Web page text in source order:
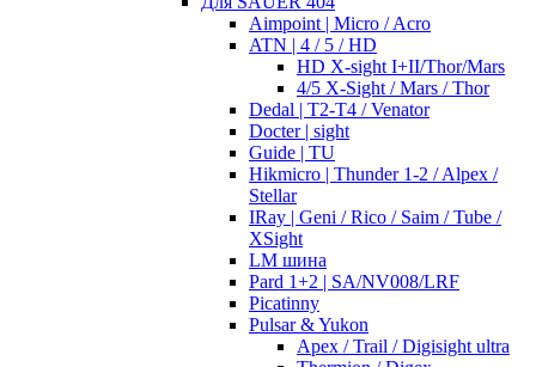
Aimpoint | Micro / Acro
ATN | 4 / 5 / HD
HD X-sight I+II/Thor/Mars
4/5 X-Sight / Mars / Thor
Dedal | T2-T4 / Venator
Docter | sight
Guide | TU
Hikmicro | Thunder 1-2 / Alpex /
Stellar
IRay | Geni / Rico / Saim / Tube /
XSight
LM шина
Pard 1+2 | SA/NV008/LRF
Picatinny
Pulsar & Yukon
Apex / Trail / Digisight ultra